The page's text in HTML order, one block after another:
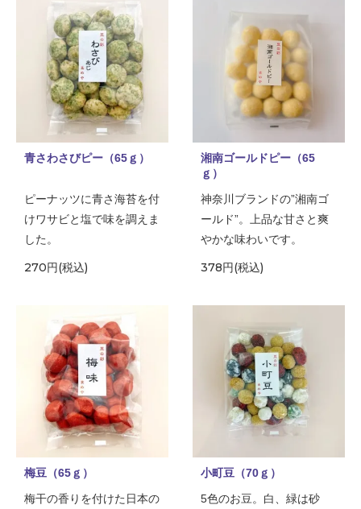
青さわさびピー（65ｇ）
ピーナッツに青さ海苔を付
けワサビと塩で味を調えま
した。
270円(税込)
湘南ゴールドピー（65
ｇ）
神奈川ブランドの”湘南ゴ
ールド”。上品な甘さと爽
やかな味わいです。
378円(税込)
梅豆（65ｇ）
梅干の香りを付けた日本の
小町豆（70ｇ）
5色のお豆。白、緑は砂